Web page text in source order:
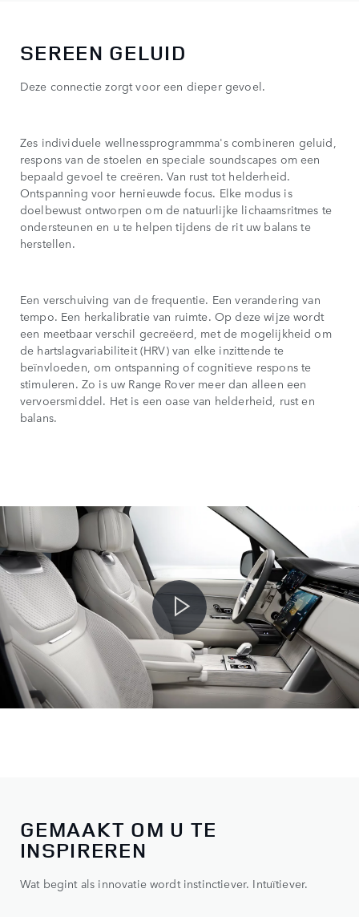
SEREEN GELUID
Deze connectie zorgt voor een dieper gevoel.
Zes individuele wellnessprogrammma's combineren geluid,
respons van de stoelen en speciale soundscapes om een
bepaald gevoel te creëren. Van rust tot helderheid.
Ontspanning voor hernieuwde focus. Elke modus is
doelbewust ontworpen om de natuurlijke lichaamsritmes te
ondersteunen en u te helpen tijdens de rit uw balans te
herstellen.
Een verschuiving van de frequentie. Een verandering van
tempo. Een herkalibratie van ruimte. Op deze wijze wordt
een meetbaar verschil gecreëerd, met de mogelijkheid om
de hartslagvariabiliteit (HRV) van elke inzittende te
beïnvloeden, om ontspanning of cognitieve respons te
stimuleren. Zo is uw Range Rover meer dan alleen een
vervoersmiddel. Het is een oase van helderheid, rust en
balans.
GEMAAKT OM U TE
INSPIREREN
Wat begint als innovatie wordt instinctiever. Intuïtiever.